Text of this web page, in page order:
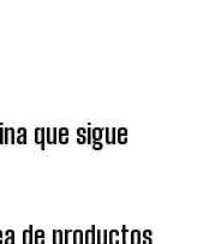
que sigue
de productos